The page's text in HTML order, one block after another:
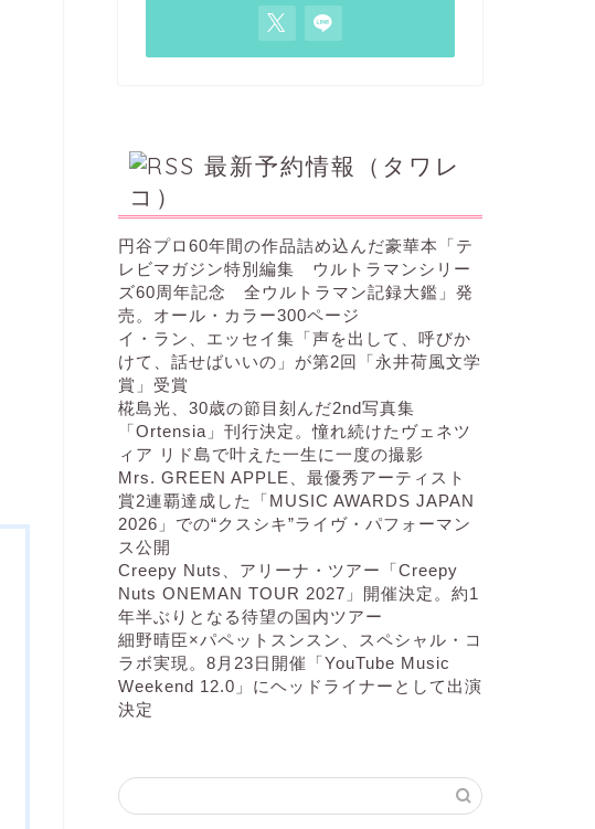
最新予約情報（タワレ
コ）
円谷プロ60年間の作品詰め込んだ豪華本「テ
レビマガジン特別編集 ウルトラマンシリー
ズ60周年記念 全ウルトラマン記録大鑑」発
売。オール・カラー300ページ
イ・ラン、エッセイ集「声を出して、呼びか
けて、話せばいいの」が第2回「永井荷風文学
賞」受賞
椛島光、30歳の節目刻んだ2nd写真集
「Ortensia」刊行決定。憧れ続けたヴェネツ
ィア リド島で叶えた一生に一度の撮影
Mrs. GREEN APPLE、最優秀アーティスト
賞2連覇達成した「MUSIC AWARDS JAPAN
2026」での“クスシキ”ライヴ・パフォーマン
ス公開
Creepy Nuts、アリーナ・ツアー「Creepy
Nuts ONEMAN TOUR 2027」開催決定。約1
年半ぶりとなる待望の国内ツアー
細野晴臣×パペットスンスン、スペシャル・コ
ラボ実現。8月23日開催「YouTube Music
Weekend 12.0」にヘッドライナーとして出演
決定